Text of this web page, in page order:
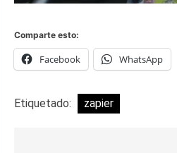
Comparte esto:
Facebook WhatsApp
Etiquetado: zapier